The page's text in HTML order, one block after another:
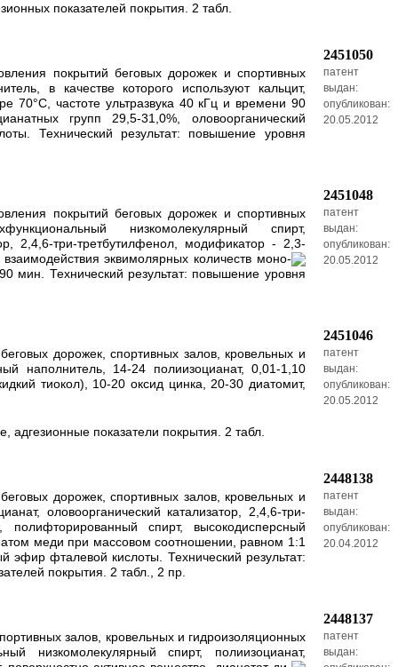
показателей покрытия. 2 табл.
покрытий беговых дорожек и спортивных
в качестве которого используют кальцит,
частоте ультразвука 40 кГц и времени 90
групп 29,5-31,0%, оловоорганический
Технический результат: повышение уровня
2451050
патент
выдан:
опубликован:
20.05.2012
покрытий беговых дорожек и спортивных
низкомолекулярный спирт,
2,4,6-три-третбутилфенол, модификатор - 2,3-
эквимолярных количеств моно-
мин. Технический результат: повышение уровня
2451048
патент
выдан:
опубликован:
20.05.2012
дорожек, спортивных залов, кровельных и
наполнитель, 14-24 полиизоцианат, 0,01-1,10
тиокол), 10-20 оксид цинка, 20-30 диатомит,
адгезионные показатели покрытия. 2 табл.
2451046
патент
выдан:
опубликован:
20.05.2012
дорожек, спортивных залов, кровельных и
оловоорганический катализатор, 2,4,6-три-
полифторированный спирт, высокодисперсный
меди при массовом соотношении, равном 1:1
эфир фталевой кислоты. Технический результат:
покрытия. 2 табл., 2 пр.
2448138
патент
выдан:
опубликован:
20.04.2012
залов, кровельных и гидроизоляционных
низкомолекулярный спирт, полиизоцианат,
2448137
патент
выдан: